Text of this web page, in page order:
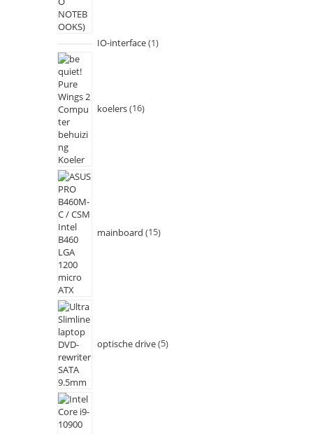
IO-interface 1
koelers 16
mainboard 15
optische drive 5